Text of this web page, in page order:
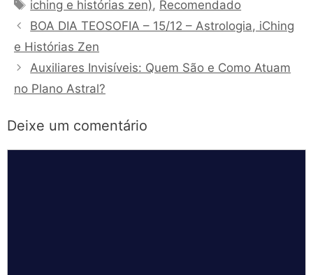
iching e histórias zen), Recomendado
BOA DIA TEOSOFIA – 15/12 – Astrologia, iChing
e Histórias Zen
Auxiliares Invisíveis: Quem São e Como Atuam
no Plano Astral?
Deixe um comentário